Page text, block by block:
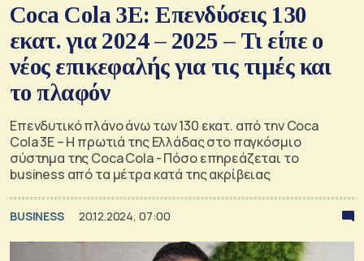
Coca Cola 3E: Επενδύσεις 130
εκατ. για 2024 – 2025 – Τι είπε ο
νέος επικεφαλής για τις τιμές και
το πλαφόν
Επενδυτικό πλάνο άνω των 130 εκατ. από την Coca
Cola 3E – Η πρωτιά της Ελλάδας στο παγκόσμιο
σύστημα της Coca Cola - Πόσο επηρεάζεται το
business από τα μέτρα κατά της ακρίβειας
BUSINESS 20.12.2024, 07:00